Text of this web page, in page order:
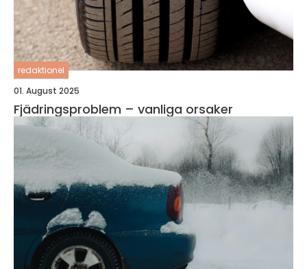
redaktionel
01. August 2025
Fjädringsproblem – vanliga orsaker